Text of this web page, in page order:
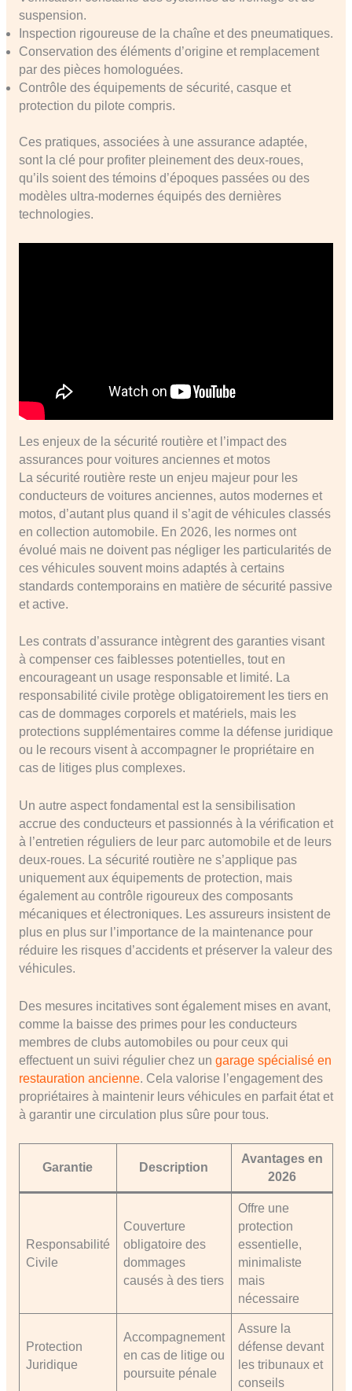
suspension.
Inspection rigoureuse de la chaîne et des pneumatiques.
Conservation des éléments d’origine et remplacement
par des pièces homologuées.
Contrôle des équipements de sécurité, casque et
protection du pilote compris.
Ces pratiques, associées à une assurance adaptée,
sont la clé pour profiter pleinement des deux-roues,
qu’ils soient des témoins d’époques passées ou des
modèles ultra-modernes équipés des dernières
technologies.
Les enjeux de la sécurité routière et l’impact des
assurances pour voitures anciennes et motos
La sécurité routière reste un enjeu majeur pour les
conducteurs de voitures anciennes, autos modernes et
motos, d’autant plus quand il s’agit de véhicules classés
en collection automobile. En 2026, les normes ont
évolué mais ne doivent pas négliger les particularités de
ces véhicules souvent moins adaptés à certains
standards contemporains en matière de sécurité passive
et active.
Les contrats d’assurance intègrent des garanties visant
à compenser ces faiblesses potentielles, tout en
encourageant un usage responsable et limité. La
responsabilité civile protège obligatoirement les tiers en
cas de dommages corporels et matériels, mais les
protections supplémentaires comme la défense juridique
ou le recours visent à accompagner le propriétaire en
cas de litiges plus complexes.
Un autre aspect fondamental est la sensibilisation
accrue des conducteurs et passionnés à la vérification et
à l’entretien réguliers de leur parc automobile et de leurs
deux-roues. La sécurité routière ne s’applique pas
uniquement aux équipements de protection, mais
également au contrôle rigoureux des composants
mécaniques et électroniques. Les assureurs insistent de
plus en plus sur l’importance de la maintenance pour
réduire les risques d’accidents et préserver la valeur des
véhicules.
Des mesures incitatives sont également mises en avant,
comme la baisse des primes pour les conducteurs
membres de clubs automobiles ou pour ceux qui
effectuent un suivi régulier chez un garage spécialisé en
restauration ancienne. Cela valorise l’engagement des
propriétaires à maintenir leurs véhicules en parfait état et
à garantir une circulation plus sûre pour tous.
Garantie Description
Avantages en
2026
Responsabilité
Civile
Couverture
obligatoire des
dommages
causés à des tiers
Offre une
protection
essentielle,
minimaliste
mais
nécessaire
Protection
Juridique
Accompagnement
en cas de litige ou
poursuite pénale
Assure la
défense devant
les tribunaux et
conseils